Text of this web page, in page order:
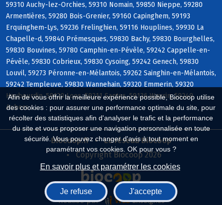
Afin de vous offrir la meilleure expérience possible, Biocoop utilise
des cookies : pour assurer une performance optimale du site, pour
récolter des statistiques afin d'analyser le trafic et la performance
du site et vous proposer une navigation personnalisée en toute
sécurité. Vous pouvez changer d'avis à tout moment en
paramétrant vos cookies. OK pour vous ?
En savoir plus et paramétrer les cookies
Je refuse J'accepte
59310 Auchy-lez-Orchies, 59310 Nomain, 59850 Nieppe, 59280
Armentières, 59280 Bois-Grenier, 59160 Capinghem, 59193
Erquinghem-Lys, 59236 Frelinghien, 59116 Houplines, 59930 La
Chapelle-d, 59840 Prémesques, 59830 Bachy, 59830 Bourghelles,
59830 Bouvines, 59780 Camphin-en-Pévèle, 59242 Cappelle-en-
Pévèle, 59830 Cobrieux, 59830 Cysoing, 59242 Genech, 59830
Louvil, 59273 Péronne-en-Mélantois, 59262 Sainghin-en-Mélantois,
59242 Templeuve, 59830 Wannehain, 59320 Emmerin, 59320
Haubourdin, 59120 Loos, 59211 Santes, 59136 Wavrin, 59249
Aubers
Biocoop.fr
Le réseau Biocoop
Copyright Biocoop 2026
Réalisé par